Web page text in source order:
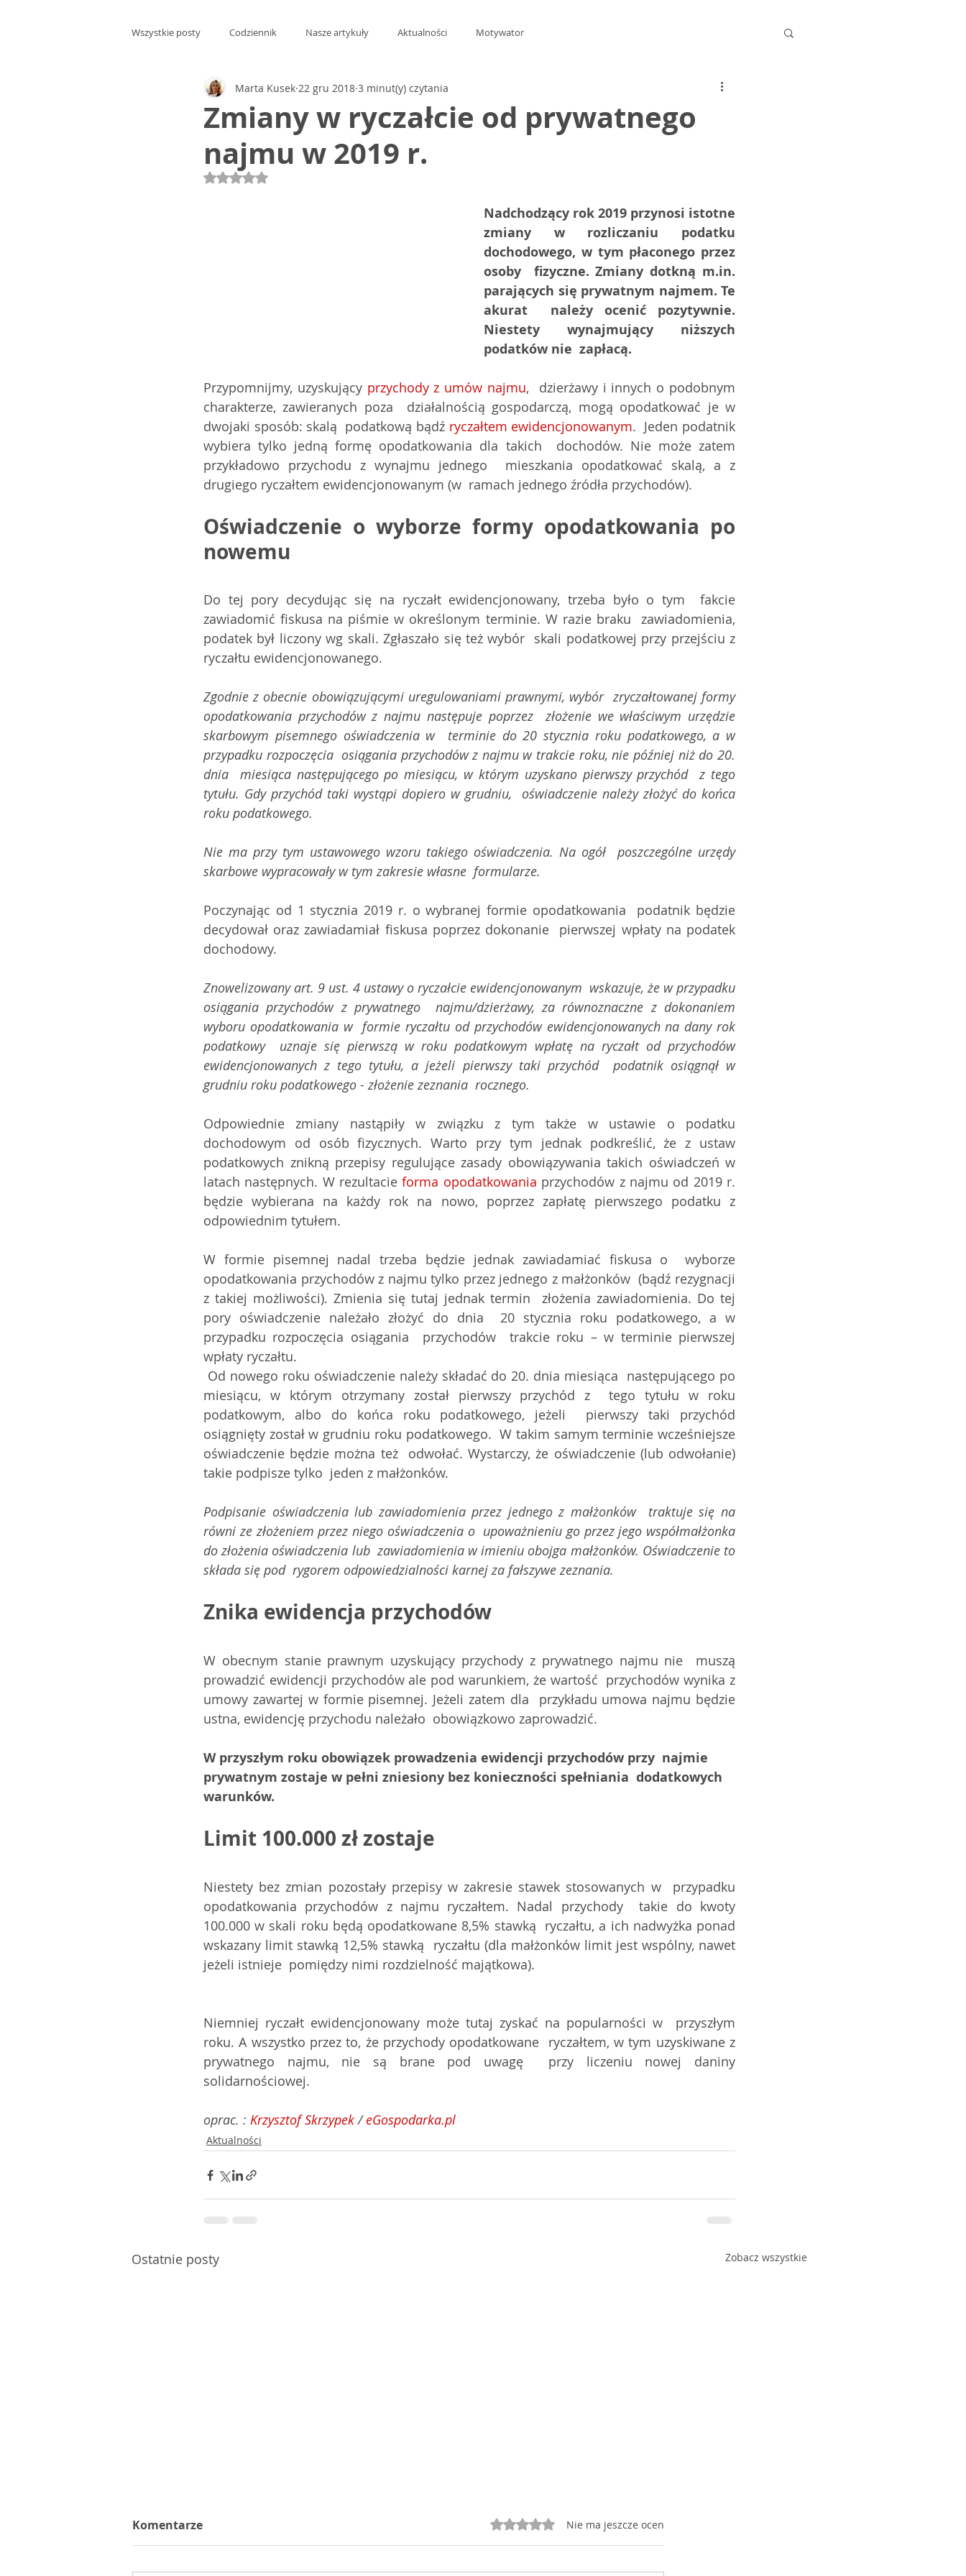
Wszystkie posty Codziennik Nasze artykuły Aktualności Motywator
Zmiany w ryczałcie od prywatnego
najmu w 2019 r.
Marta Kusek 22 gru 2018 3 minut(y) czytania
Oceniono na NaN z 5 gwiazdek.
Nadchodzący rok 2019 przynosi istotne
zmiany w rozliczaniu podatku
dochodowego, w tym płaconego przez
osoby  fizyczne. Zmiany dotkną m.in.
parających się prywatnym najmem. Te
akurat  należy ocenić pozytywnie.
Niestety wynajmujący niższych
podatków nie  zapłacą.
Przypomnijmy, uzyskujący przychody z umów najmu,  dzierżawy i innych o podobnym
charakterze, zawieranych poza  działalnością gospodarczą, mogą opodatkować je w
dwojaki sposób: skalą  podatkową bądź ryczałtem ewidencjonowanym.  Jeden podatnik
wybiera tylko jedną formę opodatkowania dla takich  dochodów. Nie może zatem
przykładowo przychodu z wynajmu jednego  mieszkania opodatkować skalą, a z
drugiego ryczałtem ewidencjonowanym (w  ramach jednego źródła przychodów).
Oświadczenie o wyborze formy opodatkowania po
nowemu
Do tej pory decydując się na ryczałt ewidencjonowany, trzeba było o tym  fakcie
zawiadomić fiskusa na piśmie w określonym terminie. W razie braku  zawiadomienia,
podatek był liczony wg skali. Zgłaszało się też wybór  skali podatkowej przy przejściu z
ryczałtu ewidencjonowanego.
Zgodnie z obecnie obowiązującymi uregulowaniami prawnymi, wybór  zryczałtowanej formy
opodatkowania przychodów z najmu następuje poprzez  złożenie we właściwym urzędzie
skarbowym pisemnego oświadczenia w  terminie do 20 stycznia roku podatkowego, a w
przypadku rozpoczęcia  osiągania przychodów z najmu w trakcie roku, nie później niż do 20.
dnia  miesiąca następującego po miesiącu, w którym uzyskano pierwszy przychód  z tego
tytułu. Gdy przychód taki wystąpi dopiero w grudniu,  oświadczenie należy złożyć do końca
roku podatkowego.
Nie ma przy tym ustawowego wzoru takiego oświadczenia. Na ogół  poszczególne urzędy
skarbowe wypracowały w tym zakresie własne  formularze.
Poczynając od 1 stycznia 2019 r. o wybranej formie opodatkowania  podatnik będzie
decydował oraz zawiadamiał fiskusa poprzez dokonanie  pierwszej wpłaty na podatek
dochodowy.
Znowelizowany art. 9 ust. 4 ustawy o ryczałcie ewidencjonowanym  wskazuje, że w przypadku
osiągania przychodów z prywatnego  najmu/dzierżawy, za równoznaczne z dokonaniem
wyboru opodatkowania w  formie ryczałtu od przychodów ewidencjonowanych na dany rok
podatkowy  uznaje się pierwszą w roku podatkowym wpłatę na ryczałt od przychodów
ewidencjonowanych z tego tytułu, a jeżeli pierwszy taki przychód  podatnik osiągnął w
grudniu roku podatkowego - złożenie zeznania  rocznego.
Odpowiednie zmiany nastąpiły w związku z tym także w ustawie o podatku
dochodowym od osób fizycznych. Warto przy tym jednak podkreślić, że z ustaw
podatkowych znikną przepisy regulujące zasady obowiązywania takich oświadczeń w
latach następnych. W rezultacie forma opodatkowania przychodów z najmu od 2019 r.
będzie wybierana na każdy rok na nowo, poprzez zapłatę pierwszego podatku z
odpowiednim tytułem.
W formie pisemnej nadal trzeba będzie jednak zawiadamiać fiskusa o  wyborze
opodatkowania przychodów z najmu tylko przez jednego z małżonków  (bądź rezygnacji
z takiej możliwości). Zmienia się tutaj jednak termin  złożenia zawiadomienia. Do tej
pory oświadczenie należało złożyć do dnia  20 stycznia roku podatkowego, a w
przypadku rozpoczęcia osiągania  przychodów  trakcie roku – w terminie pierwszej
wpłaty ryczałtu.
miesiącu, w którym otrzymany został pierwszy przychód z  tego tytułu w roku
podatkowym, albo do końca roku podatkowego, jeżeli  pierwszy taki przychód
osiągnięty został w grudniu roku podatkowego.  W takim samym terminie wcześniejsze
oświadczenie będzie można też  odwołać. Wystarczy, że oświadczenie (lub odwołanie)
takie podpisze tylko  jeden z małżonków.
Podpisanie oświadczenia lub zawiadomienia przez jednego z małżonków  traktuje się na
równi ze złożeniem przez niego oświadczenia o  upoważnieniu go przez jego współmałżonka
do złożenia oświadczenia lub  zawiadomienia w imieniu obojga małżonków. Oświadczenie to
składa się pod  rygorem odpowiedzialności karnej za fałszywe zeznania.
Znika ewidencja przychodów
W obecnym stanie prawnym uzyskujący przychody z prywatnego najmu nie  muszą
prowadzić ewidencji przychodów ale pod warunkiem, że wartość  przychodów wynika z
umowy zawartej w formie pisemnej. Jeżeli zatem dla  przykładu umowa najmu będzie
ustna, ewidencję przychodu należało  obowiązkowo zaprowadzić.
W przyszłym roku obowiązek prowadzenia ewidencji przychodów przy  najmie
prywatnym zostaje w pełni zniesiony bez konieczności spełniania  dodatkowych
warunków.
Limit 100.000 zł zostaje
Niestety bez zmian pozostały przepisy w zakresie stawek stosowanych w  przypadku
opodatkowania przychodów z najmu ryczałtem. Nadal przychody  takie do kwoty
100.000 w skali roku będą opodatkowane 8,5% stawką  ryczałtu, a ich nadwyżka ponad
wskazany limit stawką 12,5% stawką  ryczałtu (dla małżonków limit jest wspólny, nawet
jeżeli istnieje  pomiędzy nimi rozdzielność majątkowa).
Niemniej ryczałt ewidencjonowany może tutaj zyskać na popularności w  przyszłym
roku. A wszystko przez to, że przychody opodatkowane  ryczałtem, w tym uzyskiwane z
prywatnego najmu, nie są brane pod uwagę  przy liczeniu nowej daniny
solidarnościowej.
oprac. : Krzysztof Skrzypek / eGospodarka.pl
Aktualności
Ostatnie posty Zobacz wszystkie
Komentarze Oceniono na 0 z 5 gwiazdek.
Nie ma jeszcze ocen